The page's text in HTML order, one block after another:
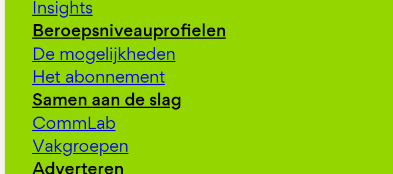
Insights
Beroepsniveauprofielen
De mogelijkheden
Het abonnement
Samen aan de slag
CommLab
Vakgroepen
Adverteren